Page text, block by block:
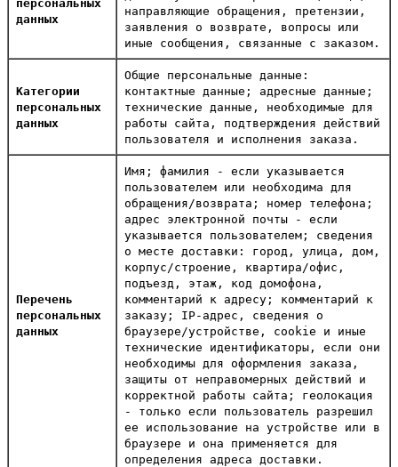
персональных
данных
направляющие обращения, претензии,
заявления о возврате, вопросы или
иные сообщения, связанные с заказом.
Категории
персональных
данных
Общие персональные данные:
контактные данные; адресные данные;
технические данные, необходимые для
работы сайта, подтверждения действий
пользователя и исполнения заказа.
Перечень
персональных
данных
Имя; фамилия - если указывается
пользователем или необходима для
обращения/возврата; номер телефона;
адрес электронной почты - если
указывается пользователем; сведения
о месте доставки: город, улица, дом,
корпус/строение, квартира/офис,
подъезд, этаж, код домофона,
комментарий к адресу; комментарий к
заказу; IP-адрес, сведения о
браузере/устройстве, cookie и иные
технические идентификаторы, если они
необходимы для оформления заказа,
защиты от неправомерных действий и
корректной работы сайта; геолокация
- только если пользователь разрешил
ее использование на устройстве или в
браузере и она применяется для
определения адреса доставки.